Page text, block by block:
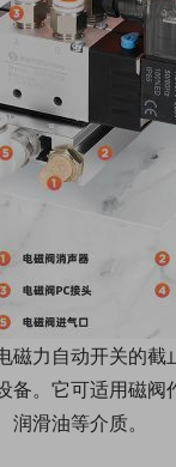
磁力自动开关的
备。它可适用磁
滑油等介质。